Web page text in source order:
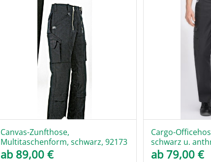
Canvas-Zunfthose,
Multitaschenform, schwarz, 92173
ab 89,00€
Cargo-
schwarz u.
ab 79,00 €